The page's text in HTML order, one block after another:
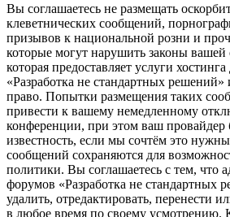
Вы соглашаетесь не размещать
клеветнических сообщений,
призывов к национальной розни и
которые могут нарушить законы вашей
которая предоставляет услуги
«Разработка не стандартных
право. Попытки размещения таких
привести к вашему немедленному
конференции, при этом ваш провайдер
известность, если мы сочтём это
сообщений сохраняются для
политики. Вы соглашаетесь с тем, что
форумов «Разработка не стандартных
удалить, отредактировать, перенести
в любое время по своему усмотрению.